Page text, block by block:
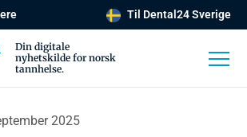
Til Dental24 Sverige
Din digitale
nyhetskilde for norsk
tannhelse.
2025